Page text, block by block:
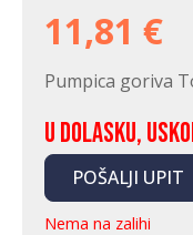
11,81 €
Pumpica goriva
U dolasku,
POŠALJI UPIT
Nema na zalihi